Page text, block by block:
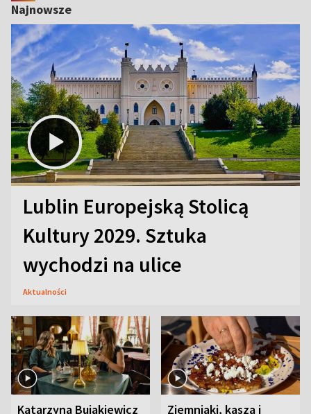
Najnowsze
Lublin Europejską Stolicą
Kultury 2029. Sztuka
wychodzi na ulice
Aktualności
Katarzyna Bujakiewicz Ziemniaki, kasza i